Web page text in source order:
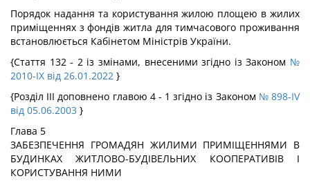
Порядок надання та користування жилою площею в жилих
приміщеннях з фондів житла для тимчасового проживання
встановлюється Кабінетом Міністрів України.
{Стаття 132 - 2 із змінами, внесеними згідно із Законом №
2010-IX від 26.01.2022 }
{Розділ III доповнено главою 4 - 1 згідно із Законом № 898-IV
від 05.06.2003 }
Глава 5
ЗАБЕЗПЕЧЕННЯ ГРОМАДЯН ЖИЛИМИ ПРИМІЩЕННЯМИ В
БУДИНКАХ ЖИТЛОВО-БУДІВЕЛЬНИХ КООПЕРАТИВІВ І
КОРИСТУВАННЯ НИМИ